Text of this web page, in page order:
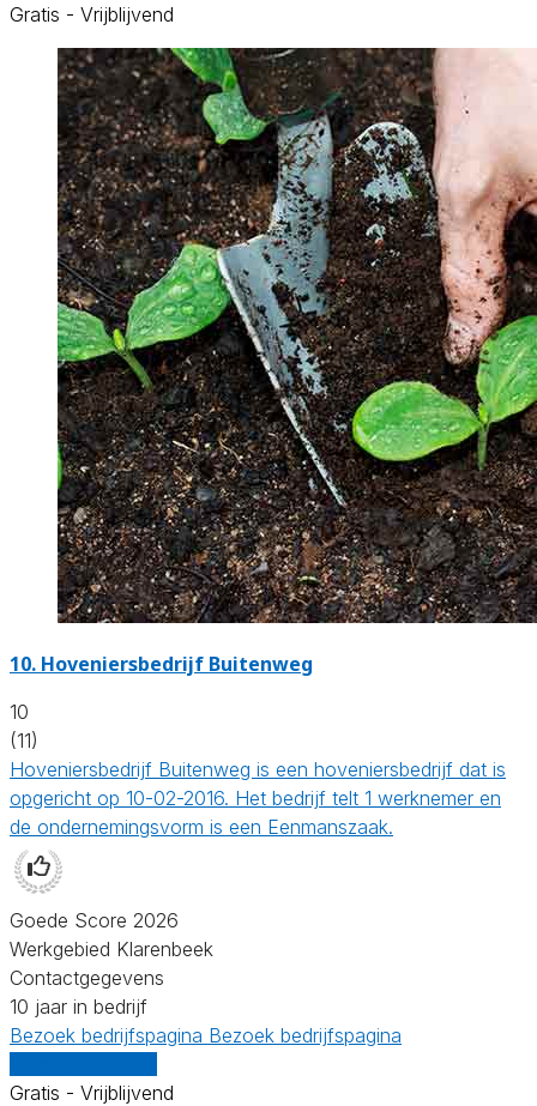
Gratis - Vrijblijvend
10. Hoveniersbedrijf Buitenweg
10
(11)
Hoveniersbedrijf Buitenweg is een hoveniersbedrijf dat is
opgericht op 10-02-2016. Het bedrijf telt 1 werknemer en
de ondernemingsvorm is een Eenmanszaak.
Goede Score 2026
Werkgebied Klarenbeek
Contactgegevens
10 jaar in bedrijf
Bezoek bedrijfspagina Bezoek bedrijfspagina
Gratis - Vrijblijvend